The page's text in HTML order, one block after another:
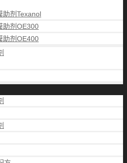
助剂Texanol
助剂OE300
助剂OE400